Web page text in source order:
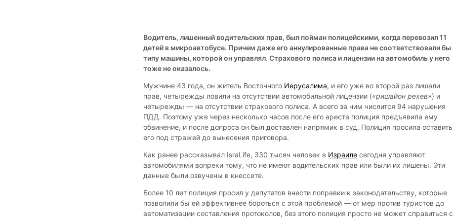
Водитель, лишенный водительских прав, был пойман полицейскими, когда перевозил 11
детей в микроавтобусе. Причем даже его аннулированные права не соответствовали бы
типу машины, которой он управлял. Страхового полиса и лицензии на автомобиль у него
тоже не оказалось.
Мужчине 43 года, он житель Восточного Иерусалима, и его уже во второй раз лишали
прав, четырежды ловили на отсутствии автомобильной лицензии («ришайон рехев») и
четырежды — на отсутствии страхового полиса. А всего за ним числится 94 нарушения
ПДД. Поэтому уже через несколько часов после его ареста полиция предъявила ему
обвинение, и после допроса он был доставлен напрямик в суд. Полиция просила оставить
его под стражей до вынесения приговора.
Как ранее рассказывал IsraLife, 330 тысяч человек в Израиле сегодня управляют
автомобилями вопреки тому, что не имеют водительских прав или были их лишены. Эти
данные были озвучены в кнессете.
Более 10 лет полиция просил у депутатов внести поправки к законодательству, которые
позволили бы ей эффективнее бороться с этой проблемой — от мер против туристов до
автоматизации составления протоколов, без этого полиция просто не может справиться с